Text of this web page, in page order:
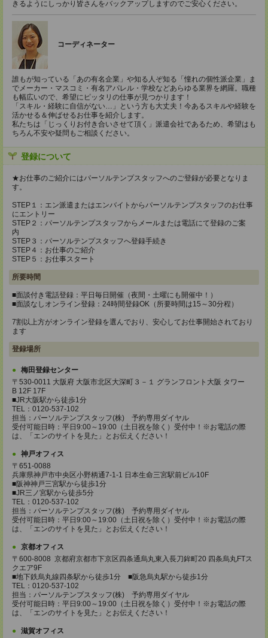
きるようにしっかり皆さんをバックアップしますのでご安心ください。
コーディネーター
誰もが知っている「あの有名企業」や知る人ぞ知る「憧れの個性派企業」ま
でメーカー・マスコミ・有名アパレル・学校などあらゆる業界を網羅。職種
も幅広いので、希望にピッタリの仕事が見つかります！
「スキル・経験に自信がない…」という方も大丈夫！今あるスキルや経験を
活かせる＆伸ばせるお仕事を紹介します。
私たちは「じっくりお付き合いさせて頂く」派遣会社であるため、希望はも
ちろん不安や疑問もご相談ください。
登録について
★お仕事のご紹介にはパーソルテンプスタッフへのご登録が必要となりま
す。
STEP１：エン派遣またはエンバイトからパーソルテンプスタッフのお仕事
にエントリー
STEP２：パーソルテンプスタッフからメールまたは電話にて登録のご案
内
STEP３：パーソルテンプスタッフへ登録手続き
STEP４：お仕事のご紹介
STEP５：お仕事スタート
所要時間
■面談付き電話登録：平日毎日開催（夜間・土曜にも開催中！）
■面談なしオンライン登録：24時間登録OK（所要時間は15～30分程）
7割以上方がオンライン登録を選んでおり、安心してお仕事開始されており
ます
登録場所
梅田登録センター
〒530-0011 大阪府 大阪市北区大深町３－１ グランフロント大阪 タワー
B 12F 17F
■JR大阪駅から徒歩1分
TEL：0120-537-102
担当：パーソルテンプスタッフ(株) 予約専用ダイヤル
受付可能日時：平日9:00～19:00（土日祝を除く）受付中！※お電話の際
は、「エンのサイトを見た」とお伝えください！
神戸オフィス
〒651-0088
兵庫県神戸市中央区小野柄通7-1-1 日本生命三宮駅前ビル10F
■阪神神戸三宮駅から徒歩1分
■JR三ノ宮駅から徒歩5分
TEL：0120-537-102
担当：パーソルテンプスタッフ(株) 予約専用ダイヤル
受付可能日時：平日9:00～19:00（土日祝を除く）受付中！※お電話の際
は、「エンのサイトを見た」とお伝えください！
京都オフィス
〒600-8008 京都府京都市下京区四条通烏丸東入長刀鉾町20 四条烏丸FTス
クエア9F
■地下鉄烏丸線四条駅から徒歩1分 ■阪急烏丸駅から徒歩1分
TEL：0120-537-102
担当：パーソルテンプスタッフ(株) 予約専用ダイヤル
受付可能日時：平日9:00～19:00（土日祝を除く）受付中！※お電話の際
は、「エンのサイトを見た」とお伝えください！
滋賀オフィス